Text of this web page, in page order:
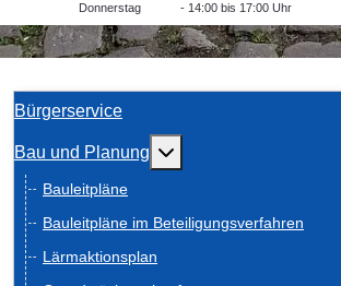
Donnerstag - 14:00 bis 17:00 Uhr
Bürgerservice
Bau und Planung Weitere
Bauleitpläne
Bauleitpläne im Beteiligungsverfahren
Lärmaktionsplan